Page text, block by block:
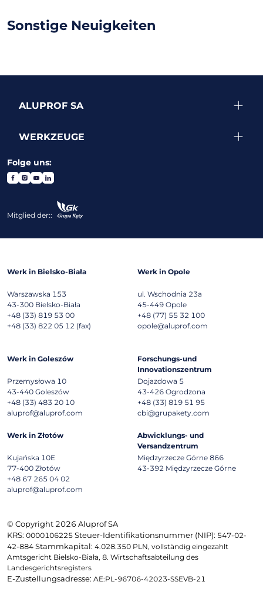
Sonstige Neuigkeiten
ALUPROF SA
WERKZEUGE
Folge uns:
Mitglied der::
Werk in Bielsko-Biała
Warszawska 153
43-300 Bielsko-Biała
+48 (33) 819 53 00
+48 (33) 822 05 12 (fax)
Werk in Opole
ul. Wschodnia 23a
45-449 Opole
+48 (77) 55 32 100
opole@aluprof.com
Werk in Goleszów
Przemysłowa 10
43-440 Goleszów
+48 (33) 483 20 10
aluprof@aluprof.com
Forschungs-und
Innovationszentrum
Dojazdowa 5
43-426 Ogrodzona
+48 (33) 819 51 95
cbi@grupakety.com
Werk in Złotów
Kujańska 10E
77-400 Złotów
+48 67 265 04 02
aluprof@aluprof.com
Abwicklungs- und
Versandzentrum
Międzyrzecze Górne 866
43-392 Międzyrzecze Górne
© Copyright 2026 Aluprof SA
KRS: 0000106225 Steuer-Identifikationsnummer (NIP): 547-02-
42-884 Stammkapital: 4.028.350 PLN, vollständig eingezahlt
Amtsgericht Bielsko-Biała, 8. Wirtschaftsabteilung des
Landesgerichtsregisters
E-Zustellungsadresse: AE:PL-96706-42023-SSEVB-21